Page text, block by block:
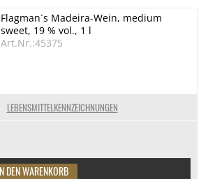
LEBENSMITTELKENNZEICHNUNGEN
Flagman´s Madeira-Wein, medium
sweet, 19 % vol., 1 l
Art.Nr.:45375